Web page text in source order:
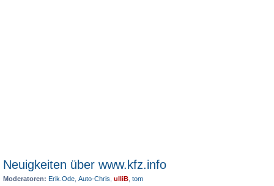
Neuigkeiten über www.kfz.info
Moderatoren: Erik.Ode Auto-Chris ulliB tom